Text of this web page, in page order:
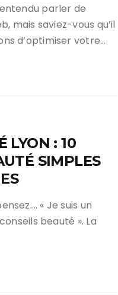
parler de
mais saviez-vous qu’il
d’optimiser votre…
LYON : 10
SIMPLES
« Je suis un
beauté ». La